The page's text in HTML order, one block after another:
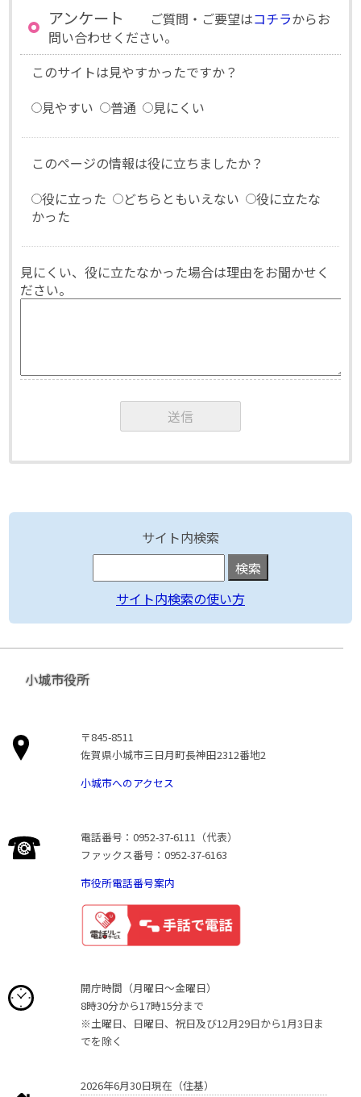
アンケート ご質問・ご要望はコチラからお
問い合わせください。
このサイトは見やすかったですか？
見やすい
普通 見にくい
このページの情報は役に立ちましたか？
役に立った
どちらともいえない
役に立たな
かった
見にくい、役に立たなかった場合は理由をお聞かせく
ださい。
サイト内検索
サイト内検索の使い方
小城市役所
〒845-8511
佐賀県小城市三日月町長神田2312番地2
小城市へのアクセス
電話番号：0952-37-6111（代表）
ファックス番号：0952-37-6163
市役所電話番号案内
開庁時間（月曜日〜金曜日）
8時30分から17時15分まで
※土曜日、日曜日、祝日及び12月29日から1月3日ま
でを除く
2026年6月30日現在（住基）